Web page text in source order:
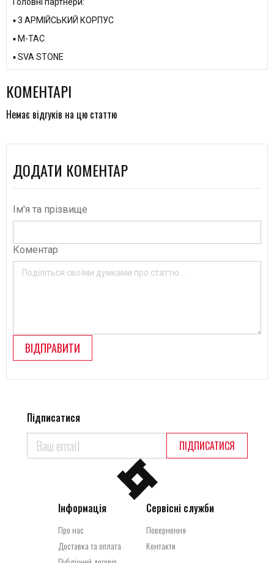
▪️ 3 АРМІЙСЬКИЙ КОРПУС
▪️ M-TAC
▪️ SVA STONE
ДОДАТИ КОМЕНТАР
Ім'я та прізвище
Коментар
ВІДПРАВИТИ
КОМЕНТАРІ
Немає відгуків на цю статтю
Інформація
Про нас
Доставка та оплата
Сервісні служби
Повернення
Контакти
Підписатися
ПІДПИСАТИСЯ